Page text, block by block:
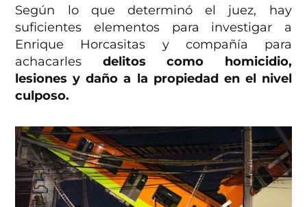
Según lo que determinó el juez, hay
suficientes elementos para investigar a
Enrique Horcasitas y compañía para
achacarles delitos como homicidio,
lesiones y daño a la propiedad en el nivel
culposo.